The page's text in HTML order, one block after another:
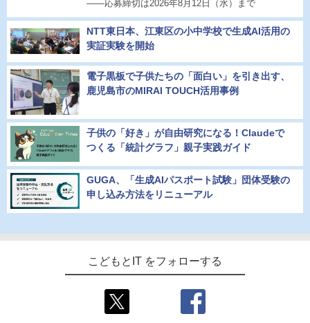
――応募締切は2026年8月12日（水）まで
NTT東日本、江東区の小中学校で生成AI活用の
実証実験を開始
電子黒板で子供たちの「面白い」を引き出す、
鹿児島市のMIRAI TOUCH活用事例
子供の「好き」が自由研究になる！Claudeで
つくる「統計グラフ」親子実践ガイド
GUGA、「生成AIパスポート試験」団体受験の
申し込み方法をリニューアル
こどもとIT をフォローする